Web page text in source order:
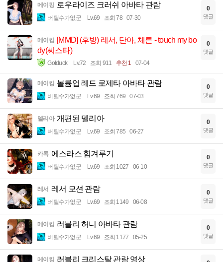
메이킹 로우라이즈 크러쉬 아바타 관람
버틸수가없군 Lv.69 조회 78 07-30
0
댓글
메이킹 [MMD] (후방) 레서, 단아, 체른 - touch my bo
dy(씨스타)
Golduck Lv.72 조회 911 추천 1 07-04
0
댓글
메이킹 볼륨업 레드 로제타 아바타 관람
버틸수가없군 Lv.69 조회 769 07-03
0
댓글
델리아 개편된 델리아
버틸수가없군 Lv.69 조회 785 06-27
0
댓글
카록 에스라스 힘겨루기
버틸수가없군 Lv.69 조회 1027 06-10
0
댓글
레서 레서 모션 관람
버틸수가없군 Lv.69 조회 1149 06-08
0
댓글
메이킹 러블리 허니 아바타 관람
버틸수가없군 Lv.69 조회 1177 05-25
0
댓글
메이킹 러블리 크리스탈 관람 영상